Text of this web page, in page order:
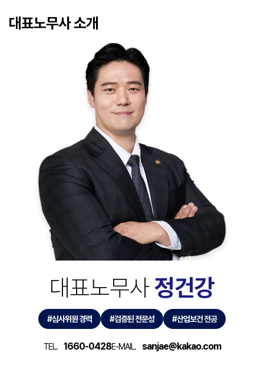
대표노무사 소개
대표노무사정건강
#심사위원 경력 #검증된 전문성 #산업보건 전공
TEL. 1660-0428E-MAIL. sanjae@kakao.com